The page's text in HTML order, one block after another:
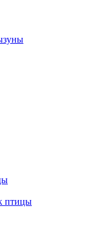
птицы